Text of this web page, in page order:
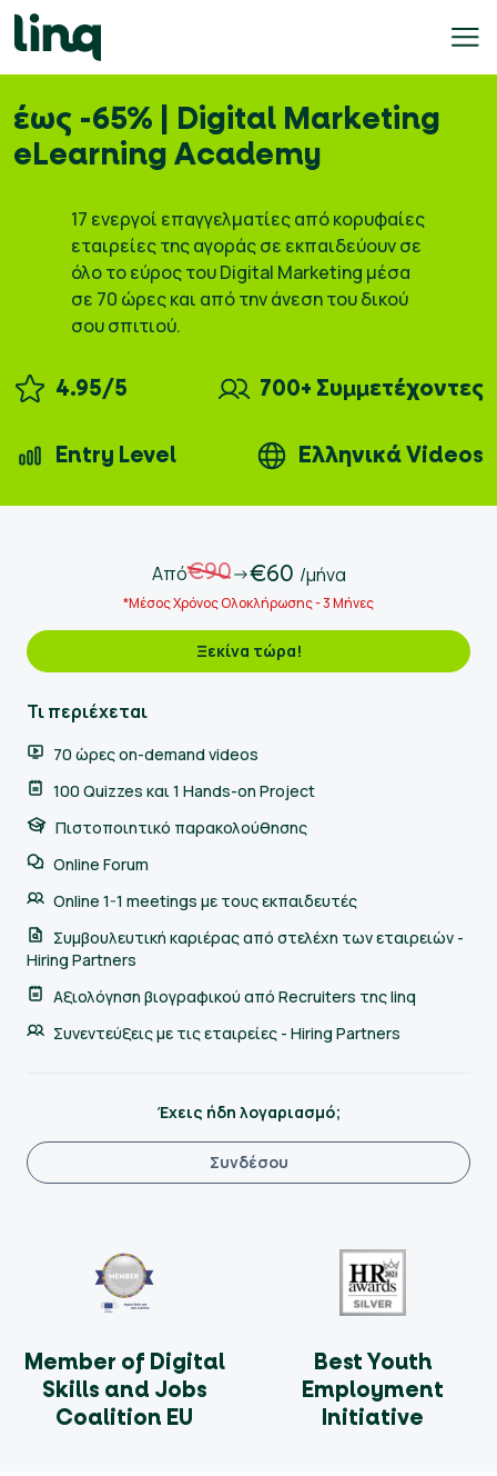
Skip
to
έως -65% | Digital Marketing
eLearning Academy
17 ενεργοί επαγγελματίες από κορυφαίες
εταιρείες της αγοράς σε εκπαιδεύουν σε
όλο το εύρος του Digital Marketing μέσα
σε 70 ώρες και από την άνεση του δικού
σου σπιτιού.
4.95/5 700+ Συμμετέχοντες
Entry Level Ελληνικά Videos
Από€90->€60 /μήνα
*Μέσος Χρόνος Ολοκλήρωσης - 3 Μήνες
Ξεκίνα τώρα!
Τι περιέχεται
70 ώρες on-demand videos
100 Quizzes και 1 Hands-on Project
Πιστοποιητικό παρακολούθησης
Online Forum
Online 1-1 meetings με τους εκπαιδευτές
Συμβουλευτική καριέρας από στελέχη των εταιρειών -
Hiring Partners
Αξιολόγηση βιογραφικού από Recruiters της linq
Συνεντεύξεις με τις εταιρείες - Hiring Partners
Έχεις ήδη λογαριασμό;
Συνδέσου
Member of Digital
Skills and Jobs
Coalition EU
Best Youth
Employment
Initiative
English